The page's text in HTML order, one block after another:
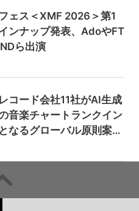
ェス＜XMF 2026＞第1
ンナップ発表、AdoやFT
ら出演
コード会社11社がAI生成
音楽チャートランクイン
なるグローバル原則案を
の統一的な枠組みを提案